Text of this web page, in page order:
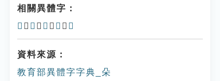
相關異體字：
𣎻 、 𣎿 、 朶 、 𣏻 、 䒳
資料來源：
教育部異體字字典_朵